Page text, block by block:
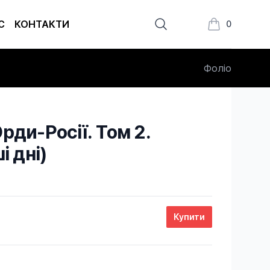
КОНТАКТИ 0
Книжки в
Фоліо
Росії. Том 2.
дні)